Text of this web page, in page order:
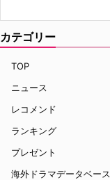
カテゴリー
TOP
ニュース
レコメンド
ランキング
プレゼント
海外ドラマデータベース